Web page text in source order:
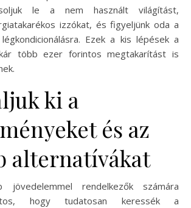
le a nem használt világítást,
izzókat, és figyeljünk oda a
Ezek a kis lépések a
több ezer forintos megtakarítást is
ki a
és az
alternatívákat
jövedelemmel rendelkezők számára
hogy tudatosan keressék a